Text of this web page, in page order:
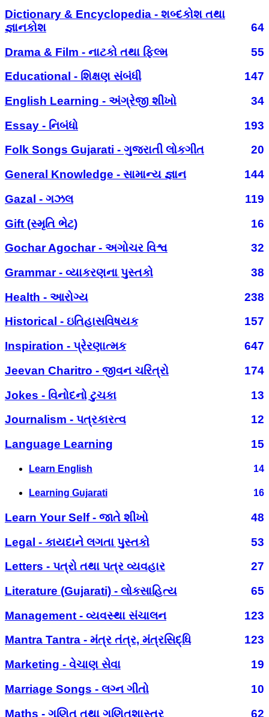
Dictionary & Encyclopedia - શબ્દકોશ તથા
જ્ઞાનકોશ
64
Drama & Film - નાટકો તથા ફિલ્મ
55
Educational - શિક્ષણ સંબંધી
147
English Learning - અંગ્રેજી શીખો
34
Essay - નિબંધો
193
Folk Songs Gujarati - ગુજરાતી લોકગીત
20
General Knowledge - સામાન્ય જ્ઞાન
144
Gazal - ગઝલ
119
Gift (સ્મૃતિ ભેટ)
16
Gochar Agochar - અગોચર વિશ્વ
32
Grammar - વ્યાકરણના પુસ્તકો
38
Health - આરોગ્ય
238
Historical - ઇતિહાસવિષયક
157
Inspiration - પ્રેરણાત્મક
647
Jeevan Charitro - જીવન ચરિત્રો
174
Jokes - વિનોદનો ટુચકા
13
Journalism - પત્રકારત્વ
12
Language Learning
15
Learn English 14
Learning Gujarati 16
Learn Your Self - જાતે શીખો
48
Legal - કાયદાને લગતા પુસ્તકો
53
Letters - પત્રો તથા પત્ર વ્યવહાર
27
Literature (Gujarati) - લોકસાહિત્ય
65
Management - વ્યવસ્થા સંચાલન
123
Mantra Tantra - મંત્ર તંત્ર, મંત્રસિદ્ધિ
123
Marketing - વેચાણ સેવા
19
Marriage Songs - લગ્ન ગીતો
10
Maths - ગણિત તથા ગણિતશાસ્ત્ર
62